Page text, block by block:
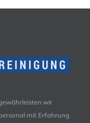
wir
mit Erfahrung